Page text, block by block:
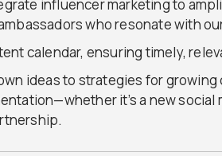
influencer marketing to
who resonate with
calendar, ensuring timely,
ideas to strategies for
it’s a new